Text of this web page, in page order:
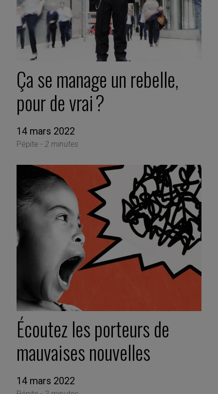
Ça se manage un rebelle,
pour de vrai ?
14 mars 2022
Pépite - 2 minutes
Écoutez les porteurs de
mauvaises nouvelles
14 mars 2022